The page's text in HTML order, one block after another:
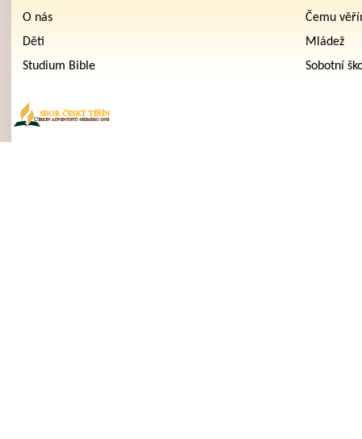
O nás
Čemu
Děti
Mládež
Studium Bible
Sobotní